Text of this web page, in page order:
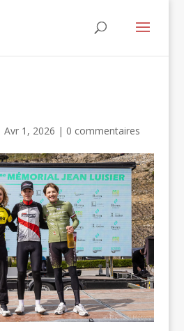
Avr 1, 2026 | 0 commentaires